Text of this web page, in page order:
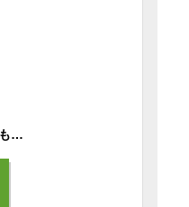
リセットバー NECK（NH3714）首こり マッサージ 首 肩 もも ツボ押し ツボ押し棒 首こり解消グッズ ツボ押しグッズ マッサージ棒 家庭用 こりほぐし 健康器具 肩コリ 肩こり 太もも 首コリ マッサージ器（羽立工業）